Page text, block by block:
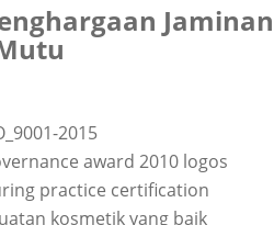
Jaminan